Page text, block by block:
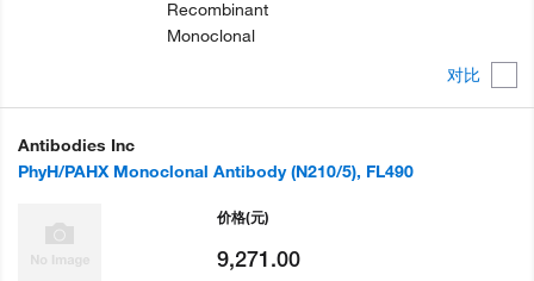
对比
Recombinant
Monoclonal
Antibodies Inc
PhyH/PAHX Monoclonal Antibody (N210/5), FL490
价格(元)
9,271.00